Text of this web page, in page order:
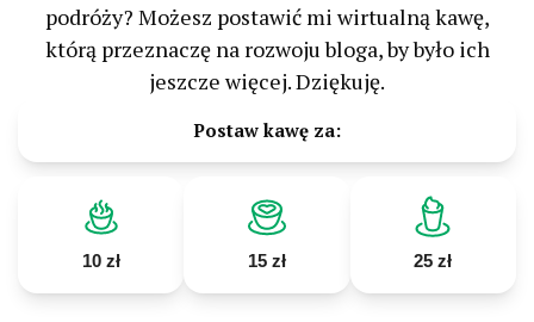
podróży? Możesz postawić mi wirtualną kawę,
którą przeznaczę na rozwoju bloga, by było ich
jeszcze więcej. Dziękuję.
Postaw kawę za:
10 zł 15 zł 25 zł